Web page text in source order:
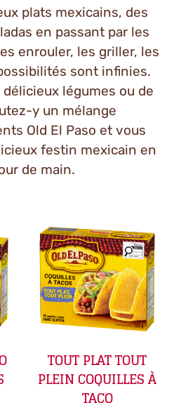
plats mexicains, des
en passant par les
enrouler, les griller, les
sont infinies.
légumes ou de
y un mélange
Old El Paso et vous
festin mexicain en
de main.
TOUT PLAT TOUT
PLEIN COQUILLES À
TACO